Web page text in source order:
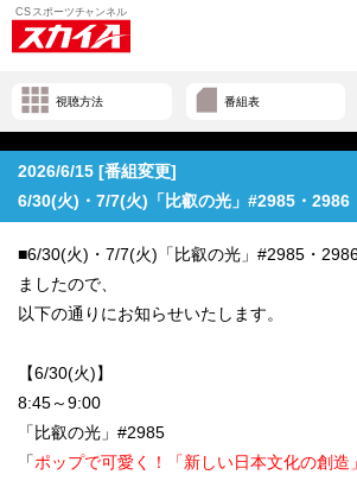
視聴方法 番組表
2026/6/15 [番組変更]
6/30(火)・7/7(火)「比叡の光」#2985・
■6/30(火)・7/7(火)「比叡の光」#2985・
ましたので、
以下の通りにお知らせいたします。
【6/30(火)】
8:45～9:00
「比叡の光」#2985
「ポップで可愛く！「新しい日本文化の創